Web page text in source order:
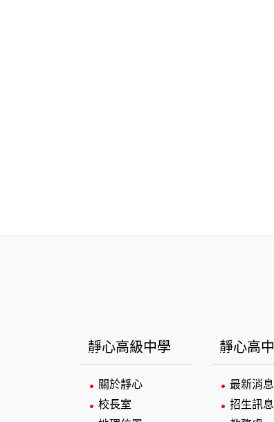
靜心高級中學
關於靜心
校長室
靜心高中
最新消息
招生訊息